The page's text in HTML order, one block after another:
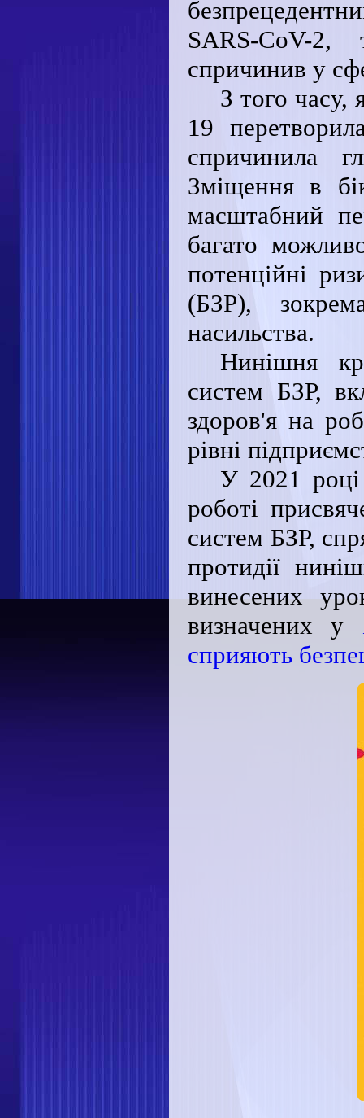
SARS-CoV-
спричинив у
З того часу,
19
спричинила
Зміщення в
масштабний
багато
потенційні
(БЗР),
насильства.
Нинішня
систем БЗР,
здоров'я на
рівні
У 2021 році
роботі
систем БЗР,
протидії
винесених
визначених у
сприяють